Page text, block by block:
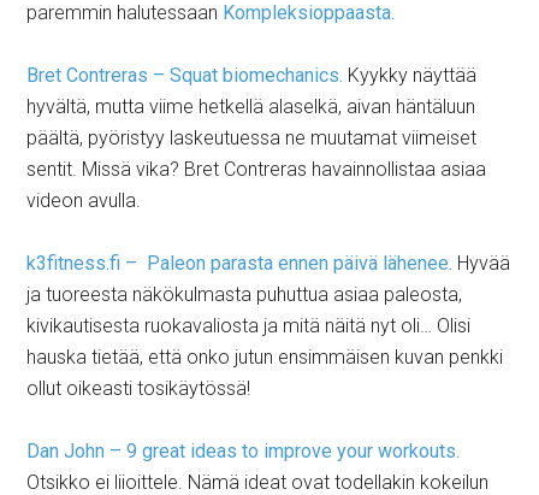
paremmin halutessaan Kompleksioppaasta.
Bret Contreras – Squat biomechanics. Kyykky näyttää
hyvältä, mutta viime hetkellä alaselkä, aivan häntäluun
päältä, pyöristyy laskeutuessa ne muutamat viimeiset
sentit. Missä vika? Bret Contreras havainnollistaa asiaa
videon avulla.
k3fitness.fi – Paleon parasta ennen päivä lähenee. Hyvää
ja tuoreesta näkökulmasta puhuttua asiaa paleosta,
kivikautisesta ruokavaliosta ja mitä näitä nyt oli… Olisi
hauska tietää, että onko jutun ensimmäisen kuvan penkki
ollut oikeasti tosikäytössä!
Dan John – 9 great ideas to improve your workouts.
Otsikko ei liioittele. Nämä ideat ovat todellakin kokeilun